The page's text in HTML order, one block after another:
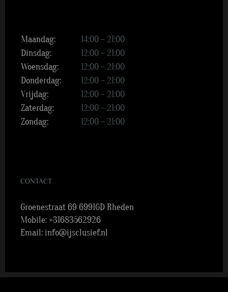
Maandag:
14:00 – 21:00
Dinsdag:
12:00 – 21:00
Woensdag:
12:00 – 21:00
Donderdag:
12:00 – 21:00
Vrijdag:
12:00 – 21:00
Zaterdag:
12:00 – 21:00
Zondag:
12:00 – 21:00
CONTACT
Groenestraat 69 6991GD Rheden
Mobile:+31683562926
Email: info@ijsclusief.nl